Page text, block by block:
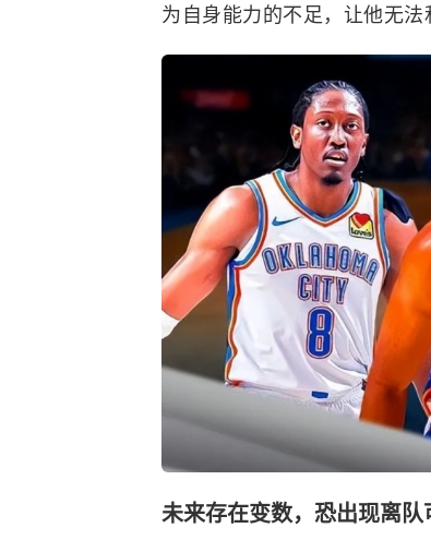
为自身能力的不足，让他无法
未来存在变数，恐出现离队